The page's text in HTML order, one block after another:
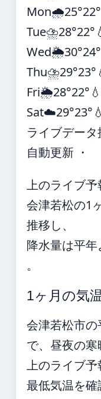
Mon🌧️25°22°
Tue⛈️28°22°
Wed🌦️30°24°
Thu⛈️29°23°
Fri🌦️28°22°
Sat☁️29°23°
ライブデータ
自動更新 ・
上のライブ予
会津若松の1
推移し、
降水量は平
。
1ヶ月の気
会津若松市
で、昼夜の寒
上のライブ予
最低気温を確